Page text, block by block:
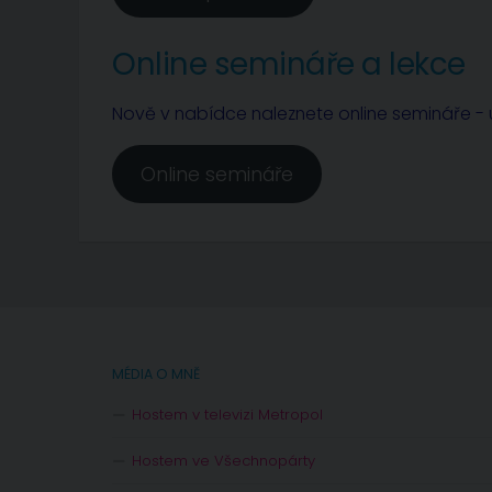
Online semináře a lekce
Nově v nabídce naleznete online semináře -
Online semináře
MÉDIA O MNĚ
Hostem v televizi Metropol
Hostem ve Všechnopárty